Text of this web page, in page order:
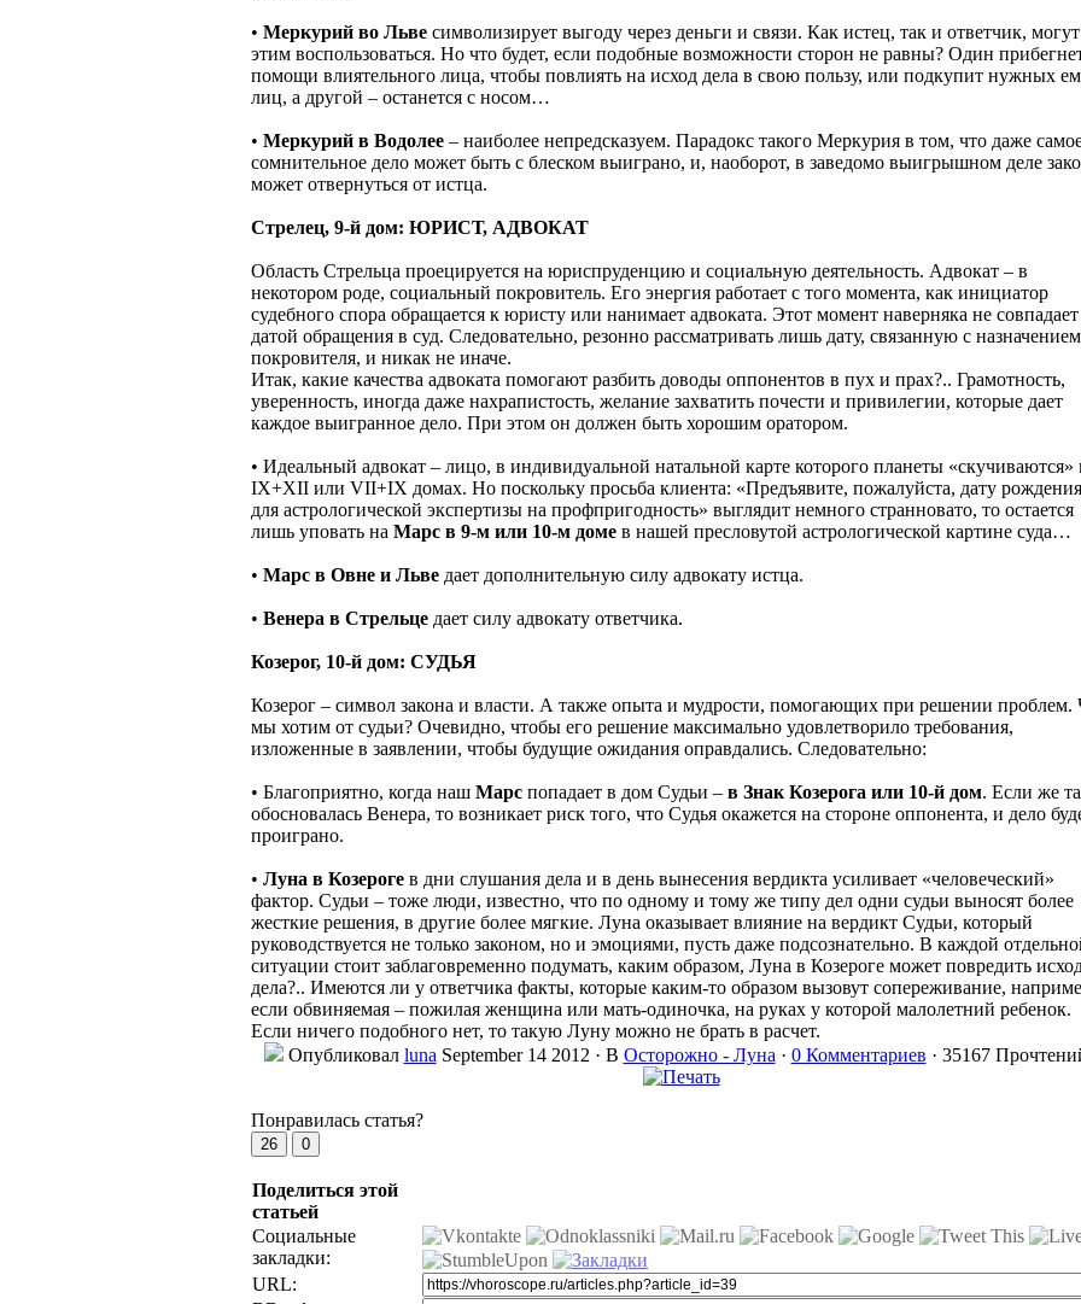
• Меркурий во Льве символизирует выгоду через деньги и связи. Как истец, так и ответчик, могут
этим воспользоваться. Но что будет, если подобные возможности сторон не равны? Один
помощи влиятельного лица, чтобы повлиять на исход дела в свою пользу, или подкупит нужных
лиц, а другой – останется с носом…
• Меркурий в Водолее – наиболее непредсказуем. Парадокс такого Меркурия в том, что даже
сомнительное дело может быть с блеском выиграно, и, наоборот, в заведомо выигрышном деле
может отвернуться от истца.
Стрелец, 9-й дом: ЮРИСТ, АДВОКАТ
Область Стрельца проецируется на юриспруденцию и социальную деятельность. Адвокат – в
некотором роде, социальный покровитель. Его энергия работает с того момента, как инициатор
судебного спора обращается к юристу или нанимает адвоката. Этот момент наверняка не совпадает
датой обращения в суд. Следовательно, резонно рассматривать лишь дату, связанную с назначением
покровителя, и никак не иначе.
Итак, какие качества адвоката помогают разбить доводы оппонентов в пух и прах?.. Грамотность,
уверенность, иногда даже нахрапистость, желание захватить почести и привилегии, которые дает
каждое выигранное дело. При этом он должен быть хорошим оратором.
• Идеальный адвокат – лицо, в индивидуальной натальной карте которого планеты «скучиваются»
IX+XII или VII+IX домах. Но поскольку просьба клиента: «Предъявите, пожалуйста, дату рождения
для астрологической экспертизы на профпригодность» выглядит немного странновато, то остается
лишь уповать на Марс в 9-м или 10-м доме в нашей пресловутой астрологической картине суда…
• Марс в Овне и Льве дает дополнительную силу адвокату истца.
• Венера в Стрельце дает силу адвокату ответчика.
Козерог, 10-й дом: СУДЬЯ
Козерог – символ закона и власти. А также опыта и мудрости, помогающих при решении проблем.
мы хотим от судьи? Очевидно, чтобы его решение максимально удовлетворило требования,
изложенные в заявлении, чтобы будущие ожидания оправдались. Следовательно:
• Благоприятно, когда наш Марс попадает в дом Судьи – в Знак Козерога или 10-й дом. Если же
обосновалась Венера, то возникает риск того, что Судья окажется на стороне оппонента, и дело
проиграно.
• Луна в Козероге в дни слушания дела и в день вынесения вердикта усиливает «человеческий»
фактор. Судьи – тоже люди, известно, что по одному и тому же типу дел одни судьи выносят более
жесткие решения, в другие более мягкие. Луна оказывает влияние на вердикт Судьи, который
руководствуется не только законом, но и эмоциями, пусть даже подсознательно. В каждой
ситуации стоит заблаговременно подумать, каким образом, Луна в Козероге может повредить
дела?.. Имеются ли у ответчика факты, которые каким-то образом вызовут сопереживание,
если обвиняемая – пожилая женщина или мать-одиночка, на руках у которой малолетний ребенок.
Если ничего подобного нет, то такую Луну можно не брать в расчет.
Опубликовал luna September 14 2012 · В Осторожно - Луна · 0 Комментариев · 35167
Понравилась статья?
Поделиться этой
статьей
Социальные
закладки:
URL: